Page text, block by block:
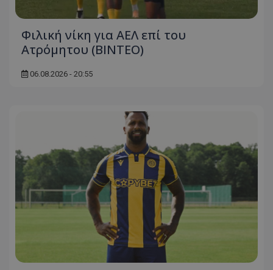
Φιλική νίκη για ΑΕΛ επί του
Ατρόμητου (BINTEO)
06.08.2026 - 20:55